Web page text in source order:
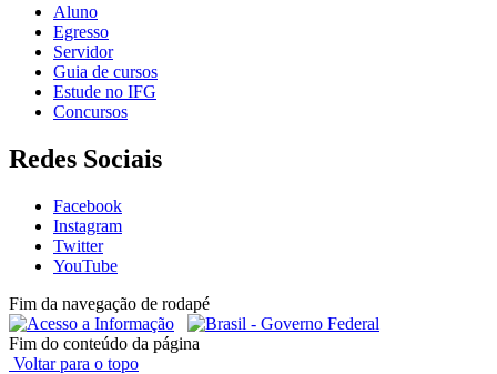
Aluno
Egresso
Servidor
Guia de cursos
Estude no IFG
Concursos
Redes Sociais
Facebook
Instagram
Twitter
YouTube
Fim da navegação de rodapé
Fim do conteúdo da página
Voltar para o topo